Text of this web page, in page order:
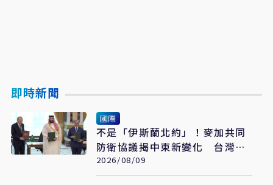
即時新聞
國際
不是「伊斯蘭北約」！麥加共同
防衛協議揭中東新變化 台灣該
看懂「多層次安全」
2026/08/09